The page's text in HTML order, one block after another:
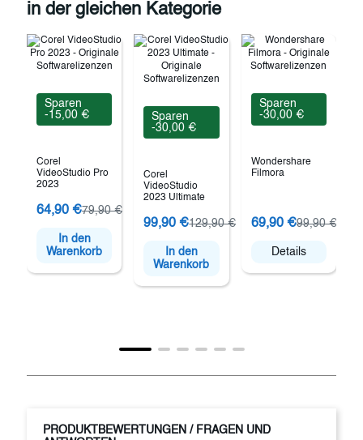
in der gleichen Kategorie
Sparen
-15,00 €
Corel
VideoStudio Pro
2023
64,90 €79,90 €
In den
Warenkorb
Sparen
-30,00 €
Corel
VideoStudio
2023 Ultimate
99,90 €129,90 €
In den
Warenkorb
Sparen
-30,00 €
Wondershare
Filmora
69,90 €99,90 €
Details
PRODUKTBEWERTUNGEN / FRAGEN UND